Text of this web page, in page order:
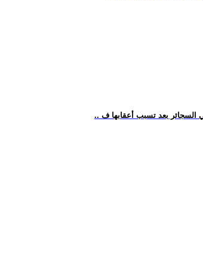
بعد تسبب أعقابها ف